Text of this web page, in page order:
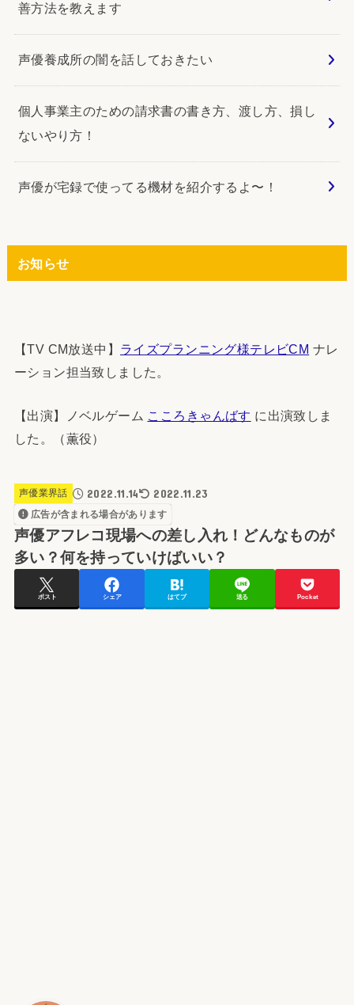
善方法を教えます
声優養成所の闇を話しておきたい
個人事業主のための請求書の書き方、渡し方、損し
ないやり方！
声優が宅録で使ってる機材を紹介するよ〜！
お知らせ
【TV CM放送中】 ライズプランニング様テレビCM ナレ
ーション担当致しました。
【出演】ノベルゲーム こころきゃんばす に出演致しま
した。（薫役）
声優業界話 2022.11.14 2022.11.23
広告が含まれる場合があります
声優アフレコ現場への差し入れ！どんなものが
多い？何を持っていけばいい？
ポスト シェア はてブ 送る Pocket